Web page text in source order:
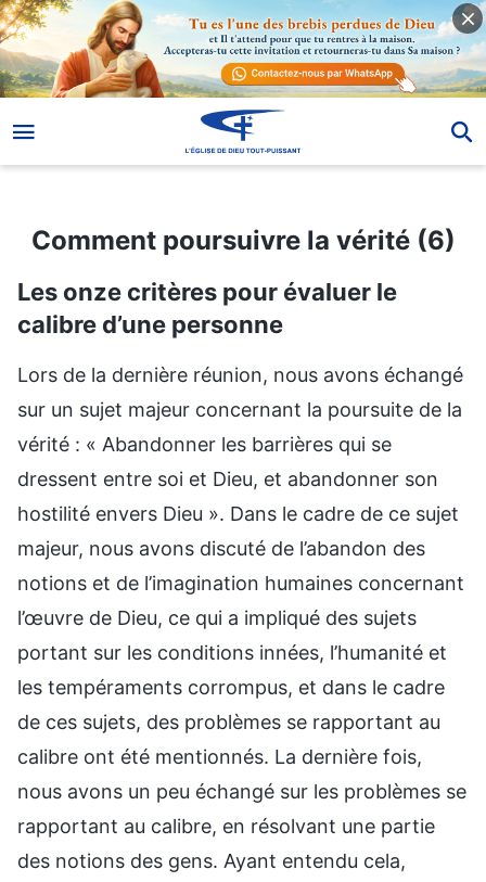
Comment poursuivre la vérité (6)
Comment poursuivre la vérité (6)
Les onze critères pour évaluer le
calibre d’une personne
Lors de la dernière réunion, nous avons échangé
sur un sujet majeur concernant la poursuite de la
vérité : « Abandonner les barrières qui se
dressent entre soi et Dieu, et abandonner son
hostilité envers Dieu ». Dans le cadre de ce sujet
majeur, nous avons discuté de l’abandon des
notions et de l’imagination humaines concernant
l’œuvre de Dieu, ce qui a impliqué des sujets
portant sur les conditions innées, l’humanité et
les tempéraments corrompus, et dans le cadre
de ces sujets, des problèmes se rapportant au
calibre ont été mentionnés. La dernière fois,
nous avons un peu échangé sur les problèmes se
rapportant au calibre, en résolvant une partie
des notions des gens. Ayant entendu cela,